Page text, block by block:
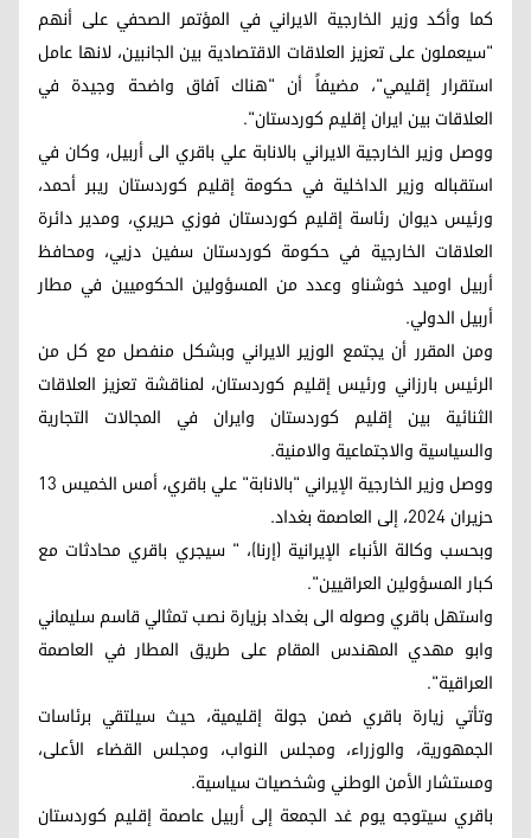
كما وأكد وزير الخارجية الايراني في المؤتمر الصحفي على أنهم
"سيعملون على تعزيز العلاقات الاقتصادية بين الجانبين، لانها عامل
استقرار إقليمي"، مضيفاً أن "هناك آفاق واضحة وجيدة في
العلاقات بين ايران إقليم كوردستان".
ووصل وزير الخارجية الايراني بالانابة علي باقري الى أربيل، وكان في
استقباله وزير الداخلية في حكومة إقليم كوردستان ريبر أحمد،
ورئيس ديوان رئاسة إقليم كوردستان فوزي حريري، ومدير دائرة
العلاقات الخارجية في حكومة كوردستان سفين دزيي، ومحافظ
أربيل اوميد خوشناو وعدد من المسؤولين الحكوميين في مطار
أربيل الدولي.
ومن المقرر أن يجتمع الوزير الايراني وبشكل منفصل مع كل من
الرئيس بارزاني ورئيس إقليم كوردستان، لمناقشة تعزيز العلاقات
الثنائية بين إقليم كوردستان وايران في المجالات التجارية
والسياسية والاجتماعية والامنية.
ووصل وزير الخارجية الإيراني "بالانابة" علي باقري، أمس الخميس 13
حزيران 2024، إلى العاصمة بغداد.
وبحسب وكالة الأنباء الإيرانية (إرنا)، " سيجري باقري محادثات مع
كبار المسؤولين العراقيين".
واستهل باقري وصوله الى بغداد بزيارة نصب تمثالي قاسم سليماني
وابو مهدي المهندس المقام على طريق المطار في العاصمة
العراقية".
وتأتي زيارة باقري ضمن جولة إقليمية، حيث سيلتقي برئاسات
الجمهورية، والوزراء، ومجلس النواب، ومجلس القضاء الأعلى،
ومستشار الأمن الوطني وشخصيات سياسية.
باقري سيتوجه يوم غد الجمعة إلى أربيل عاصمة إقليم كوردستان